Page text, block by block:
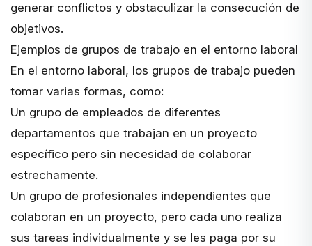
generar conflictos y obstaculizar la consecución de
objetivos.
Ejemplos de grupos de trabajo en el entorno laboral
En el entorno laboral, los grupos de trabajo pueden
tomar varias formas, como:
Un grupo de empleados de diferentes
departamentos que trabajan en un proyecto
específico pero sin necesidad de colaborar
estrechamente.
Un grupo de profesionales independientes que
colaboran en un proyecto, pero cada uno realiza
sus tareas individualmente y se les paga por su